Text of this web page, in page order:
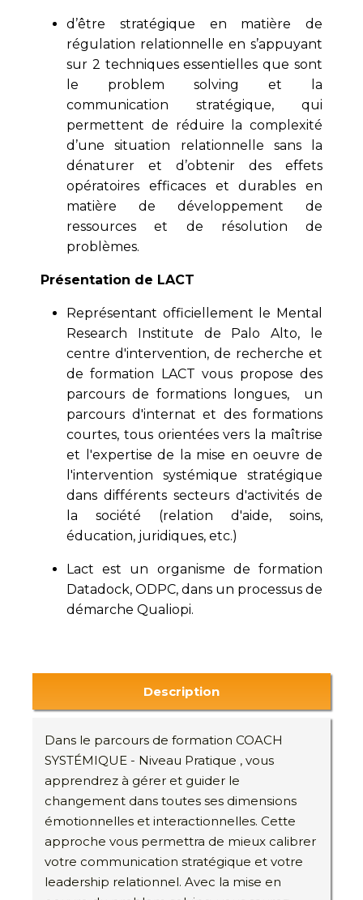
d’être stratégique en matière de
régulation relationnelle en s’appuyant
sur 2 techniques essentielles que sont
le problem solving et la
communication stratégique, qui
permettent de réduire la complexité
d’une situation relationnelle sans la
dénaturer et d’obtenir des effets
opératoires efficaces et durables en
matière de développement de
ressources et de résolution de
problèmes.
Présentation de LACT
Représentant officiellement le Mental
Research Institute de Palo Alto, le
centre d'intervention, de recherche et
de formation LACT vous propose des
parcours de formations longues, un
parcours d'internat et des formations
courtes, tous orientées vers la maîtrise
et l'expertise de la mise en oeuvre de
l'intervention systémique stratégique
dans différents secteurs d'activités de
la société (relation d'aide, soins,
éducation, juridiques, etc.)
Lact est un organisme de formation
Datadock, ODPC, dans un processus de
démarche Qualiopi.
Description
Dans le parcours de formation COACH
SYSTÉMIQUE - Niveau Pratique , vous
apprendrez à gérer et guider le
changement dans toutes ses dimensions
émotionnelles et interactionnelles. Cette
approche vous permettra de mieux calibrer
votre communication stratégique et votre
leadership relationnel. Avec la mise en